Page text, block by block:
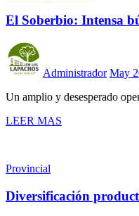
El Soberbio: Intensa
Administrador May
Un amplio y desesperado
LEER MAS
Provincial
Diversificación